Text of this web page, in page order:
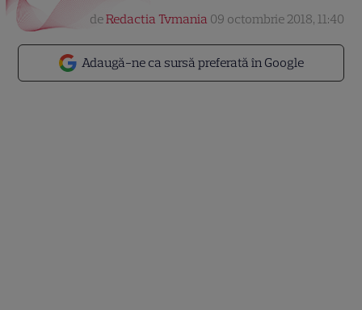
Adaugă-ne ca sursă preferată în Google
deRedactia Tvmania 09 octombrie 2018, 11:40